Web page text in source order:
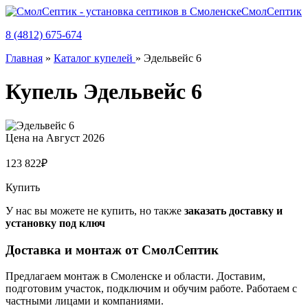
СмолСептик
8 (4812) 675-674
Главная » Каталог купелей » Эдельвейс 6
Купель Эдельвейс 6
Цена на Август 2026
123 822₽
Купить
У нас вы можете не купить, но также заказать доставку и
установку под ключ
Доставка и монтаж от СмолСептик
Предлагаем монтаж в Смоленске и области. Доставим,
подготовим участок, подключим и обучим работе. Работаем с
частными лицами и компаниями.